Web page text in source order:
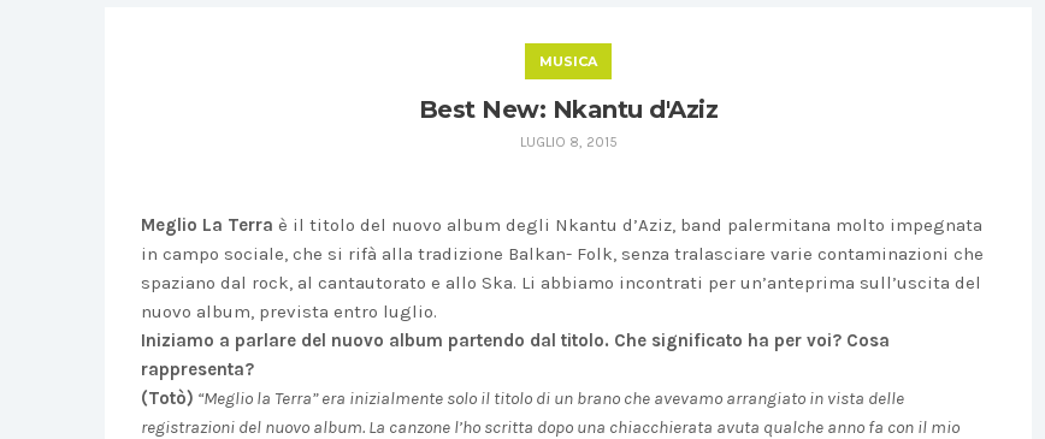
MUSICA
Best New: Nkantu d'Aziz
LUGLIO 8, 2015
Meglio La Terra è il titolo del nuovo album degli Nkantu d’Aziz, band palermitana molto impegnata
in campo sociale, che si rifà alla tradizione Balkan- Folk, senza tralasciare varie contaminazioni che
spaziano dal rock, al cantautorato e allo Ska. Li abbiamo incontrati per un’anteprima sull’uscita del
nuovo album, prevista entro luglio.
Iniziamo a parlare del nuovo album partendo dal titolo. Che significato ha per voi? Cosa
rappresenta?
(Totò) “Meglio la Terra” era inizialmente solo il titolo di un brano che avevamo arrangiato in vista delle
registrazioni del nuovo album. La canzone l’ho scritta dopo una chiacchierata avuta qualche anno fa con il mio